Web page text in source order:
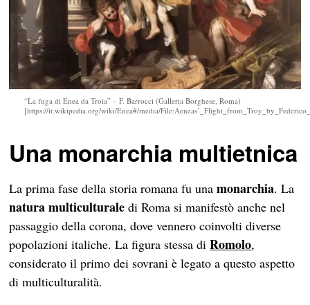
“La fuga di Enea da Troia” – F. Barrocci (Galleria Borghese, Roma)
[https://it.wikipedia.org/wiki/Enea#/media/
Una monarchia multietnica
La prima fase della storia romana fu unamonarchia. La
natura multiculturaledi Roma si manifestò anche nel
passaggio della corona, dove vennero coinvolti diverse
popolazioni italiche. La figura stessa diRomolo,
considerato il primo dei sovrani è legato a questo aspetto
di multiculturalità.